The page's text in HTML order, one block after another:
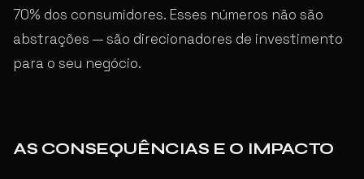
70% dos consumidores. Esses números não são
abstrações — são direcionadores de investimento
para o seu negócio.
AS CONSEQUÊNCIAS E O IMPACTO